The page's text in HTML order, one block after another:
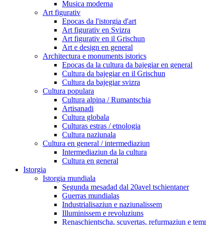
Musica moderna
Art figurativ
Epocas da l'istorgia d'art
Art figurativ en Svizra
Art figurativ en il Grischun
Art e design en general
Architectura e monuments istorics
Epocas da la cultura da bajegiar en general
Cultura da bajegiar en il Grischun
Cultura da bajegiar svizra
Cultura populara
Cultura alpina / Rumantschia
Artisanadi
Cultura globala
Culturas estras / etnologia
Cultura naziunala
Cultura en general / intermediaziun
Intermediaziun da la cultura
Cultura en general
Istorgia
Istorgia mundiala
Segunda mesadad dal 20avel tschientaner
Guerras mundialas
Industrialisaziun e naziunalissem
Illuminissem e revoluziuns
Renaschientscha, scuvertas, refurmaziun e